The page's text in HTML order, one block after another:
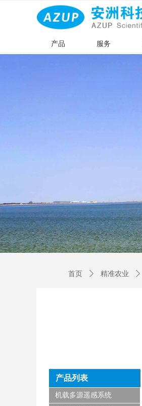
产品 服务
机载多源遥感系统
产品列表
首页 ꄲ 精准农业 ꄲ